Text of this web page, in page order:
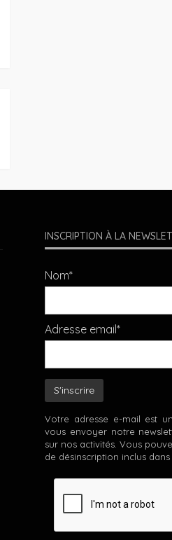
INSCRIPTION À LA
Nom*
Adresse email*
Votre adresse e-mail est
vous envoyer notre
sur nos activités. Vous
de désinscription inclus dans